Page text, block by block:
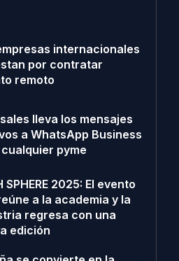
internacionales
por contratar
remoto
lleva los mensajes
a WhatsApp Business
pyme
SPHERE 2025: El evento
a la academia y la
regresa con una
edición